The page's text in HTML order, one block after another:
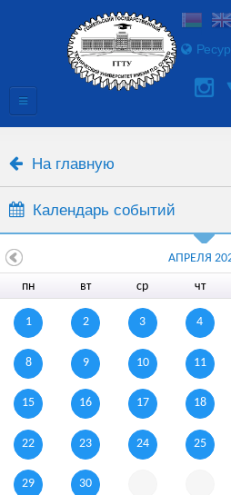
На главную
Календарь событий
пн вт ср чт
1 2 3 4
8 9 10 11
15 16 17 18
22 23 24 25
29 30
АПРЕЛЯ